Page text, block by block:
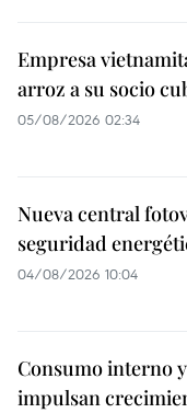
Empresa
arroz a su socio
05/08/2026 02:34
Nueva central
seguridad
04/08/2026 10:04
Consumo interno
impulsan